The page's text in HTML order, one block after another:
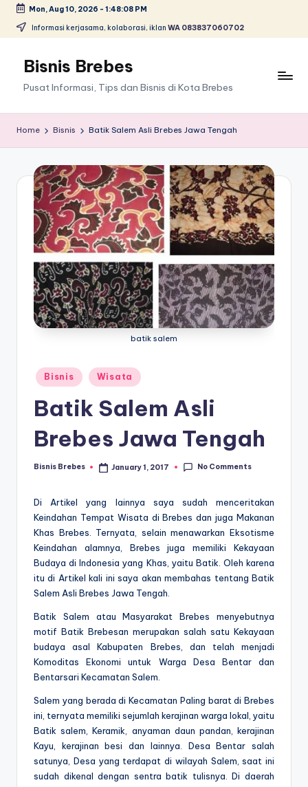
Skip
content
Mon, Aug 10, 2026 - 1:48:09 PM
Informasi kerjasama, kolaborasi, iklan WA 083837060702
Bisnis Brebes
Pusat Informasi, Tips dan Bisnis di Kota Brebes
Home Bisnis Batik Salem Asli Brebes Jawa Tengah
batik salem
Posted
in
Bisnis Wisata
Batik Salem Asli
Brebes Jawa Tengah
Posted
Bisnis Brebes January 1, 2017 No Comments
Di Artikel yang lainnya saya sudah menceritakan
Keindahan Tempat Wisata di Brebes dan juga Makanan
Khas Brebes. Ternyata, selain menawarkan Eksotisme
Keindahan alamnya, Brebes juga memiliki Kekayaan
Budaya di Indonesia yang Khas, yaitu Batik. Oleh karena
itu di Artikel kali ini saya akan membahas tentang Batik
Salem Asli Brebes Jawa Tengah.
Batik Salem atau Masyarakat Brebes menyebutnya
motif Batik Brebesan merupakan salah satu Kekayaan
budaya asal Kabupaten Brebes, dan telah menjadi
Komoditas Ekonomi untuk Warga Desa Bentar dan
Bentarsari Kecamatan Salem.
Salem yang berada di Kecamatan Paling barat di Brebes
ini, ternyata memiliki sejumlah kerajinan warga lokal, yaitu
Batik salem, Keramik, anyaman daun pandan, kerajinan
Kayu, kerajinan besi dan lainnya. Desa Bentar salah
satunya, Desa yang terdapat di wilayah Salem, saat ini
sudah dikenal dengan sentra batik tulisnya. Di daerah